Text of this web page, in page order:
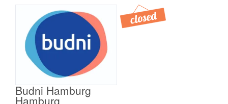
Budni Hamburg
Hamburg